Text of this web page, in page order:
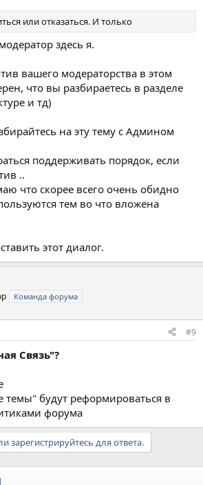
или отказаться. И только
здесь я.
вашего модераторства в этом
что вы разбираетесь в разделе
и тд)
на эту тему с Админом
поддерживать порядок, если
..
что скорее всего очень обидно
тем во что вложена
этот диалог.
Команда форума
#9
Связь"?
будут реформироваться в
форума
зарегистрируйтесь для ответа.